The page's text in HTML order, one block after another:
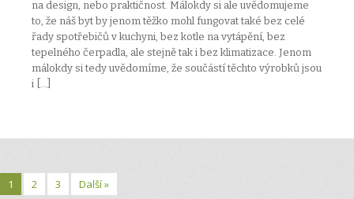
na design, nebo praktičnost. Málokdy si ale uvědomujeme
to, že náš byt by jenom těžko mohl fungovat také bez celé
řady spotřebičů v kuchyni, bez kotle na vytápění, bez
tepelného čerpadla, ale stejně tak i bez klimatizace. Jenom
málokdy si tedy uvědomíme, že součástí těchto výrobků jsou
i […]
1 2 3 Další »